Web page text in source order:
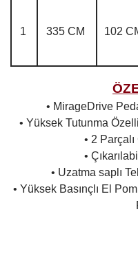
1 335 CM 102
• MirageDrive
• Yüksek Tutunma
• 2
•
• Uzatma saplı
• Yüksek Basınçlı El